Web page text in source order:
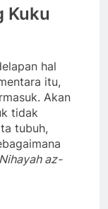
Kuku
hal
itu,
Akan
tidak
tubuh,
Nihayah az-